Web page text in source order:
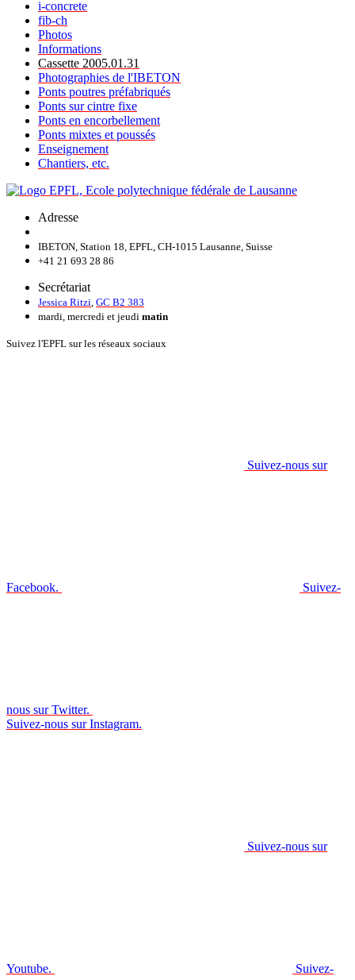
i-concrete
fib-ch
Photos
Informations
Cassette 2005.01.31
Photographies de l'IBETON
Ponts poutres préfabriqués
Ponts sur cintre fixe
Ponts en encorbellement
Ponts mixtes et poussés
Enseignement
Chantiers, etc.
Adresse
IBETON, Station 18, EPFL, CH-1015 Lausanne, Suisse
+41 21 693 28 86
Secrétariat
Jessica Ritzi GC B2 383
mardi, mercredi et jeudi matin
Suivez l'EPFL sur les réseaux sociaux
Suivez-nous sur
Facebook. Suivez-
nous sur Twitter.
Suivez-nous sur Instagram.
Suivez-nous sur
Youtube. Suivez-